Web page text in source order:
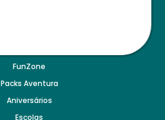
FunZone
Packs Aventura
Aniversários
Escolas